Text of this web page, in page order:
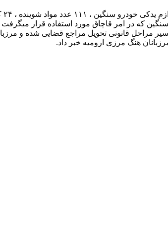
که در امر قاچاق مورد استفاده قرار
مراحل قانونی تحویل مراجع قضایی شده و